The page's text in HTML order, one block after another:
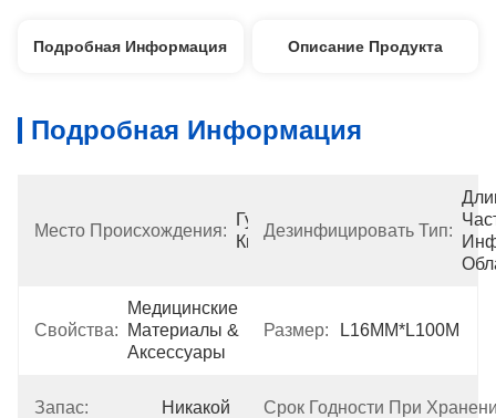
Подробная Информация Описание Продукта
Подробная Информация
Место Происхождения:
Гуандун,
Китай
Дезинфицировать Тип:
Свойства:
Медицинские
Материалы &
Аксессуары
Размер: L16MM*L100M
Запас: Никакой Срок Годности При